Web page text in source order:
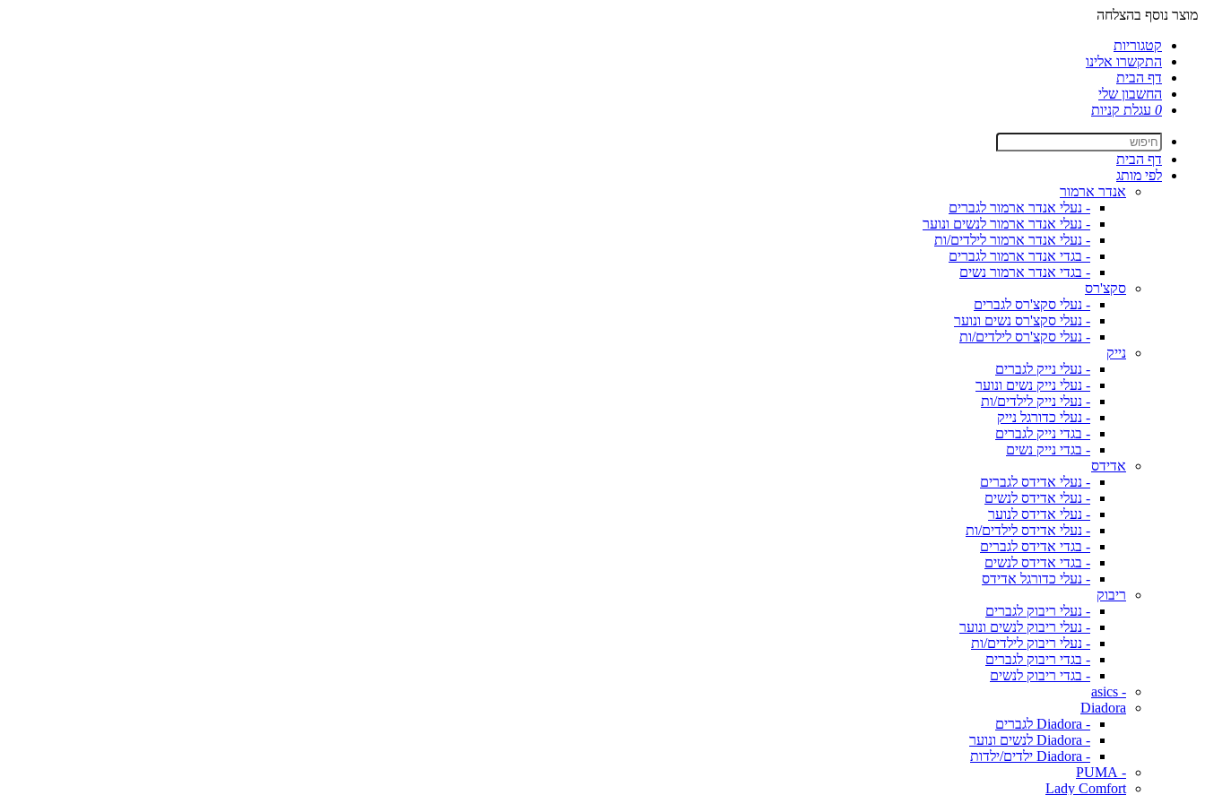
מוצר נוסף בהצלחה
קטגוריות
התקשרו אלינו
דף הבית
החשבון שלי
0 עגלת קניות
דף הבית
לפי מותג
אנדר ארמור
- נעלי אנדר ארמור לגברים
- נעלי אנדר ארמור לנשים ונוער
- נעלי אנדר ארמור לילדים/ות
- בגדי אנדר ארמור לגברים
- בגדי אנדר ארמור נשים
סקצ'רס
- נעלי סקצ'רס לגברים
- נעלי סקצ'רס נשים ונוער
- נעלי סקצ'רס לילדים/ות
נייק
- נעלי נייק לגברים
- נעלי נייק נשים ונוער
- נעלי נייק לילדים/ות
- נעלי כדורגל נייק
- בגדי נייק לגברים
- בגדי נייק נשים
אדידס
- נעלי אדידס לגברים
- נעלי אדידס לנשים
- נעלי אדידס לנוער
- נעלי אדידס לילדים/ות
- בגדי אדידס לגברים
- בגדי אדידס לנשים
- נעלי כדורגל אדידס
ריבוק
- נעלי ריבוק לגברים
- נעלי ריבוק לנשים ונוער
- נעלי ריבוק לילדים/ות
- בגדי ריבוק לגברים
- בגדי ריבוק לנשים
- asics
Diadora
- Diadora לגברים
- Diadora לנשים ונוער
- Diadora ילדים/ילדות
- PUMA
Lady Comfort